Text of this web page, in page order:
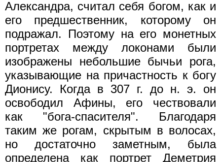
Александра, считал себя богом, как и
его предшественник, которому он
подражал. Поэтому на его монетных
портретах между локонами были
изображены небольшие бычьи рога,
указывающие на причастность к богу
Дионису. Когда в 307 г. до н. э. он
освободил Афины, его чествовали
как "бога-спасителя". Благодаря
таким же рогам, скрытым в волосах,
но достаточно заметным, была
определена как портрет Деметрия